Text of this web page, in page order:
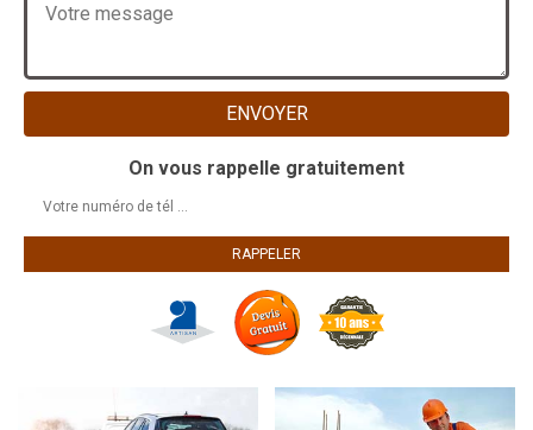
On vous rappelle gratuitement